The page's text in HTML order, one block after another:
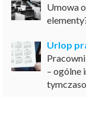
Umowa
Urlop
– ogólne